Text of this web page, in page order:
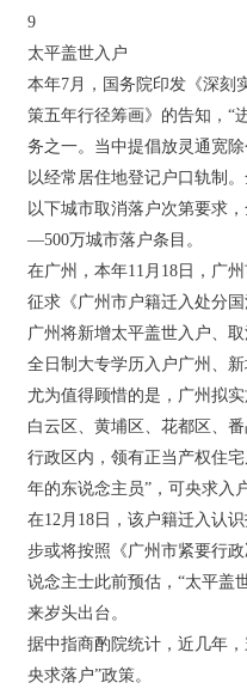
9
太平盖世入户
本年7月，国务院印发《深刻
策五年行径筹画》的告知，“
务之一。当中提倡放灵通宽
以经常居住地登记户口轨制
以下城市取消落户次第要求
—500万城市落户条目。
在广州，本年11月18日，广
征求《广州市户籍迁入处分
广州将新增太平盖世入户、
全日制大专学历入户广州、
尤为值得顾惜的是，广州拟
白云区、黄埔区、花都区、
行政区内，领有正当产权住
年的东说念主员”，可央求入户
在12月18日，该户籍迁入认
步或将按照《广州市紧要行
说念主士此前预估，“太平盖
来岁头出台。
据中指商酌院统计，近几年
央求落户”政策。